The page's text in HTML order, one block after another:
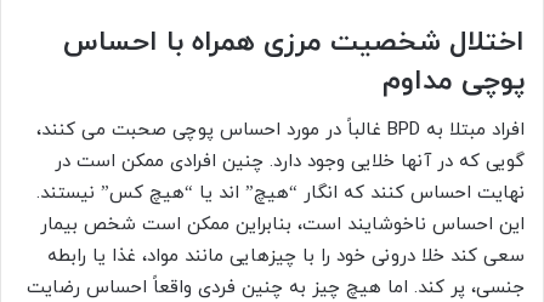
اختلال شخصیت مرزی همراه با احساس
پوچی مداوم
افراد مبتلا به BPD غالباً در مورد احساس پوچی صحبت می کنند،
گویی که در آنها خلایی وجود دارد. چنین افرادی ممکن است در
نهایت احساس کنند که انگار “هیچ” اند یا “هیچ کس” نیستند.
این احساس ناخوشایند است، بنابراین ممکن است شخص بیمار
سعی کند خلا درونی خود را با چیزهایی مانند مواد، غذا یا رابطه
جنسی، پر کند. اما هیچ چیز به چنین فردی واقعاً احساس رضایت